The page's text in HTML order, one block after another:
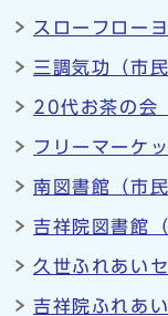
スローフロー
三調気功（市
20代お茶の会
フリーマーケ
南図書館（市
吉祥院図書館
久世ふれあい
吉祥院ふれあ